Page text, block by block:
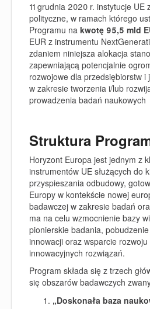
11 grudnia 2020 r. instytucje UE
polityczne, w ramach którego
Programu na kwotę 95,5 mld
EUR z instrumentu
zdaniem niniejsza alokacja
zapewniającą potencjalnie
rozwojowe dla przedsiębiorstw i
w zakresie tworzenia i/lub
prowadzenia badań naukowych
Struktura
Horyzont Europa jest jednym z
instrumentów UE służących do
przyspieszania odbudowy,
Europy w kontekście nowej
badawczej w zakresie badań
ma na celu wzmocnienie bazy
pionierskie badania,
innowacji oraz wsparcie
innowacyjnych rozwiązań.
Program składa się z trzech
się obszarów badawczych
„Doskonała baza